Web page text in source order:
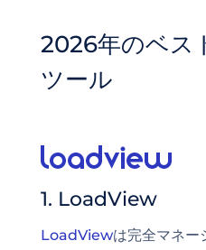
2026年のベス
ツール
1. LoadView
LoadViewは完全マネー